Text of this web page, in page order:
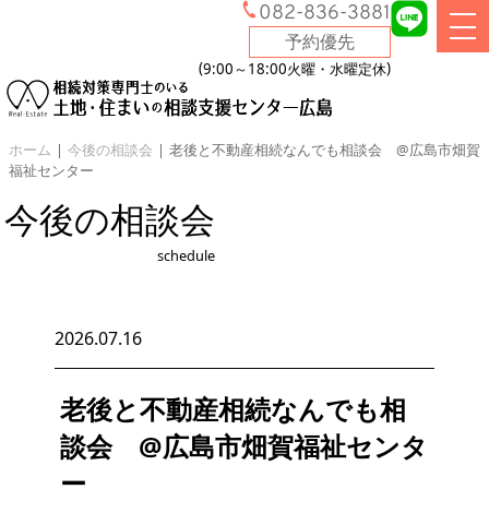
082-836-3881
予約優先
9:00～18:00火曜・水曜定休
ホーム | 今後の相談会 | 老後と不動産相続なんでも相談会 @広島市畑賀
福祉センター
今後の相談会
schedule
2026.07.16
老後と不動産相続なんでも相
談会 @広島市畑賀福祉センタ
ー